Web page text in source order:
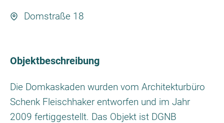
Domstraße 18
Objektbeschreibung
Die Domkaskaden wurden vom Architekturbüro
Schenk Fleischhaker entworfen und im Jahr
2009 fertiggestellt. Das Objekt ist DGNB